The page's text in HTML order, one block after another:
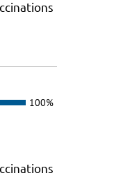
100%